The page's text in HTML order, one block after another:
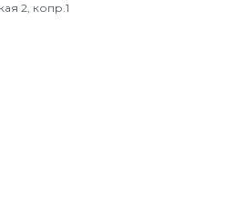
2, копр.1